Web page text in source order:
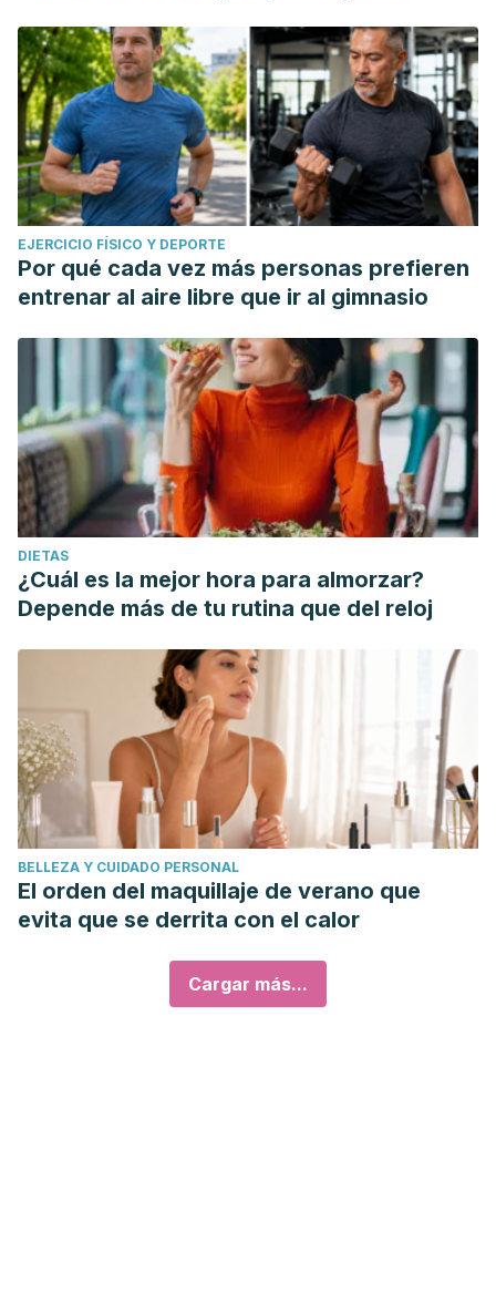
EJERCICIO FÍSICO Y DEPORTE
Por qué cada vez más personas prefieren
entrenar al aire libre que ir al gimnasio
DIETAS
¿Cuál es la mejor hora para almorzar?
Depende más de tu rutina que del reloj
BELLEZA Y CUIDADO PERSONAL
El orden del maquillaje de verano que
evita que se derrita con el calor
Cargar más...